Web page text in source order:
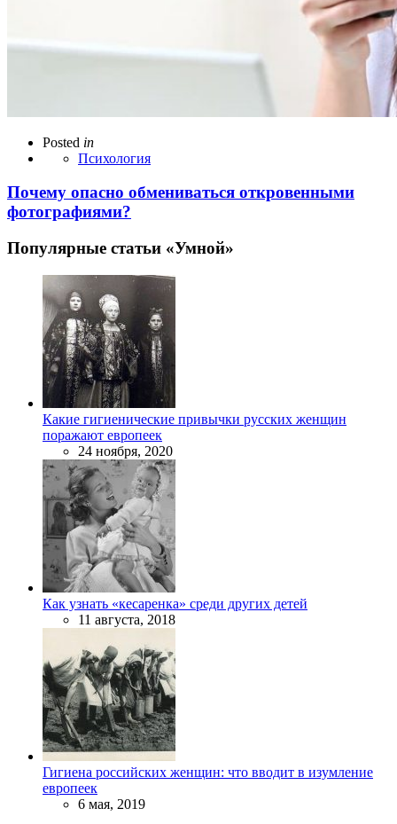
Posted in
Психология
Почему опасно обмениваться откровенными
фотографиями?
Популярные статьи «Умной»
Какие гигиенические привычки русских женщин
поражают европеек
24 ноября, 2020
Как узнать «кесаренка» среди других детей
11 августа, 2018
Гигиена российских женщин: что вводит в изумление
европеек
6 мая, 2019